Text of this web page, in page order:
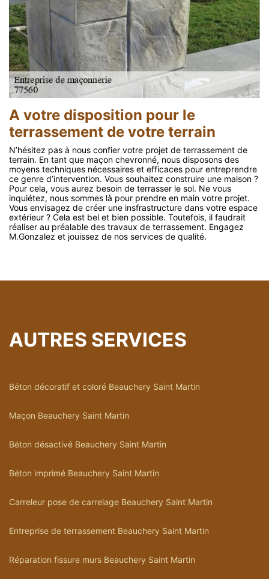
A votre disposition pour le
terrassement de votre terrain
N’hésitez pas à nous confier votre projet de terrassement de
terrain. En tant que maçon chevronné, nous disposons des
moyens techniques nécessaires et efficaces pour entreprendre
ce genre d’intervention. Vous souhaitez construire une maison ?
Pour cela, vous aurez besoin de terrasser le sol. Ne vous
inquiétez, nous sommes là pour prendre en main votre projet.
Vous envisagez de créer une insfrastructure dans votre espace
extérieur ? Cela est bel et bien possible. Toutefois, il faudrait
réaliser au préalable des travaux de terrassement. Engagez
M.Gonzalez et jouissez de nos services de qualité.
AUTRES SERVICES
Béton décoratif et coloré Beauchery Saint Martin
Maçon Beauchery Saint Martin
Béton désactivé Beauchery Saint Martin
Béton imprimé Beauchery Saint Martin
Carreleur pose de carrelage Beauchery Saint Martin
Entreprise de terrassement Beauchery Saint Martin
Réparation fissure murs Beauchery Saint Martin